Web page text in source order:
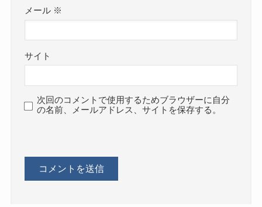
メール ※
サイト
次回のコメントで使用するためブラウザーに自分
の名前、メールアドレス、サイトを保存する。